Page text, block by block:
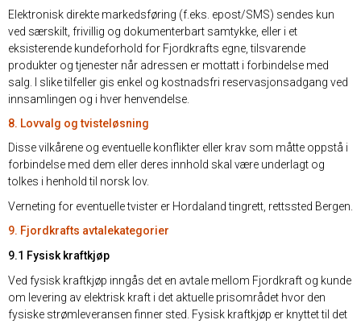
Elektronisk direkte markedsføring (f.eks. epost/SMS) sendes kun
ved særskilt, frivillig og dokumenterbart samtykke, eller i et
eksisterende kundeforhold for Fjordkrafts egne, tilsvarende
produkter og tjenester når adressen er mottatt i forbindelse med
salg. I slike tilfeller gis enkel og kostnadsfri reservasjonsadgang ved
innsamlingen og i hver henvendelse.
8. Lovvalg og tvisteløsning
Disse vilkårene og eventuelle konflikter eller krav som måtte oppstå i
forbindelse med dem eller deres innhold skal være underlagt og
tolkes i henhold til norsk lov.
Verneting for eventuelle tvister er Hordaland tingrett, rettssted Bergen.
9. Fjordkrafts avtalekategorier
9.1 Fysisk kraftkjøp
Ved fysisk kraftkjøp inngås det en avtale mellom Fjordkraft og kunde
om levering av elektrisk kraft i det aktuelle prisområdet hvor den
fysiske strømleveransen finner sted. Fysisk kraftkjøp er knyttet til det